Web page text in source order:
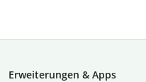
Erweiterungen & Apps